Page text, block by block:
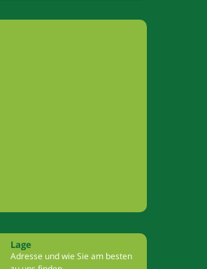
Lage
Adresse und wie Sie am besten